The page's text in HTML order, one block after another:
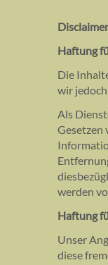
Disclaimer
Haftung
Die
wir
Als
Gesetzen
werden
Haftung
Unser
diese